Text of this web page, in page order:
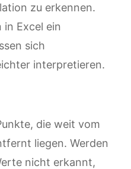
zu erkennen.
in Excel ein
sich
interpretieren.
die weit vom
liegen. Werden
nicht erkannt,